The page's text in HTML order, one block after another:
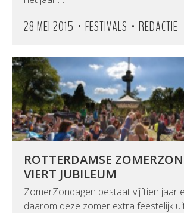
28 MEI 2015 • FESTIVALS • REDACTIE
ROTTERDAMSE
VIERT JUBILEUM
ZomerZondagen bestaat vijftien jaar
daarom deze zomer extra feestelijk